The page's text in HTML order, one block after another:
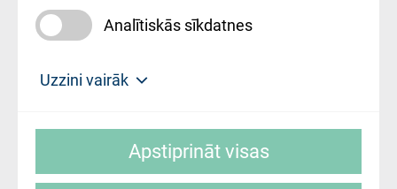
Analītiskās sīkdatnes
Uzzini vairāk
slimnīca, turpmāk – Pārzinis, sīkdatņu
Apstiprināt visas